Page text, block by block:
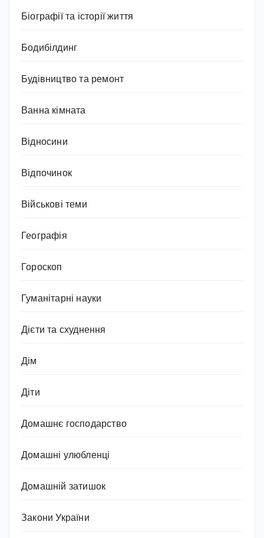
Біографії та історії життя
Бодибілдинг
Будівництво та ремонт
Ванна кімната
Відносини
Відпочинок
Військові теми
Географія
Гороскоп
Гуманітарні науки
Дієти та схуднення
Дім
Діти
Домашнє господарство
Домашні улюбленці
Домашній затишок
Закони України